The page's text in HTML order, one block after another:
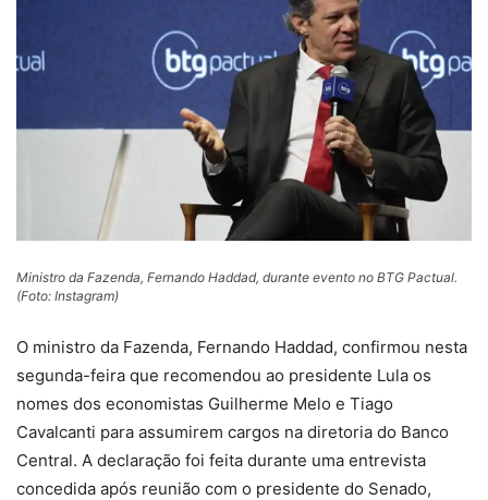
Ministro da Fazenda, Fernando Haddad, durante evento no BTG Pactual.
(Foto: Instagram)
O ministro da Fazenda, Fernando Haddad, confirmou nesta
segunda-feira que recomendou ao presidente Lula os
nomes dos economistas Guilherme Melo e Tiago
Cavalcanti para assumirem cargos na diretoria do Banco
Central. A declaração foi feita durante uma entrevista
concedida após reunião com o presidente do Senado,